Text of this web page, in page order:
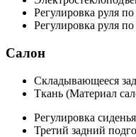
Регулировка руля
Регулировка руля
Салон
Складывающееся
Ткань (Материал
Регулировка
Третий задний